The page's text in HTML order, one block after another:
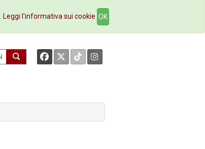
Contatti
Leggi l'informativa sui cookie OK